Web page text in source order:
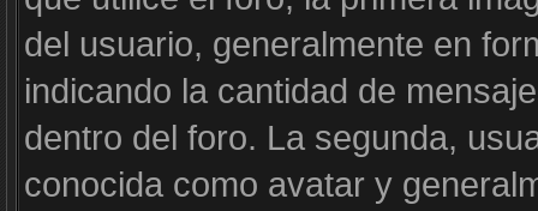
del usuario, generalmente en
indicando la cantidad de
dentro del foro. La segunda,
conocida como avatar y